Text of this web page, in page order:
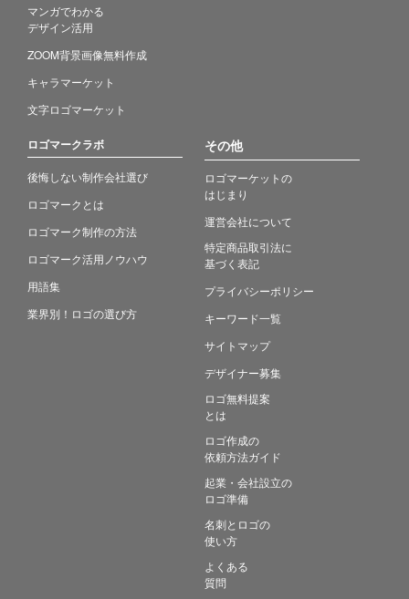
マンガでわかる
デザイン活用
ZOOM背景画像無料作成
キャラマーケット
文字ロゴマーケット
ロゴマークラボ
後悔しない制作会社選び
ロゴマークとは
ロゴマーク制作の方法
ロゴマーク活用ノウハウ
用語集
業界別！ロゴの選び方
その他
ロゴマーケットの
はじまり
運営会社について
特定商品取引法に
基づく表記
プライバシーポリシー
キーワード一覧
サイトマップ
デザイナー募集
ロゴ無料提案
とは
ロゴ作成の
依頼方法ガイド
起業・会社設立の
ロゴ準備
名刺とロゴの
使い方
よくある
質問